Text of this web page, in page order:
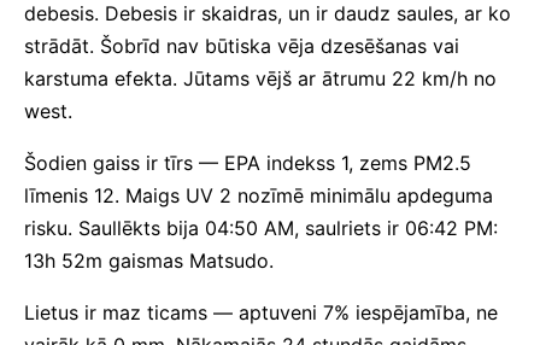
debesis. Debesis ir skaidras, un ir daudz saules, ar ko
strādāt. Šobrīd nav būtiska vēja dzesēšanas vai
karstuma efekta. Jūtams vējš ar ātrumu 22 km/h no
west.
Šodien gaiss ir tīrs — EPA indekss 1, zems PM2.5
līmenis 12. Maigs UV 2 nozīmē minimālu apdeguma
risku. Saullēkts bija 04:50 AM, saulriets ir 06:42 PM:
13h 52m gaismas Matsudo.
Lietus ir maz ticams — aptuveni 7% iespējamība, ne